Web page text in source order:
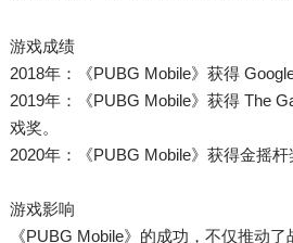
游戏成绩
2018年：《PUBG Mobile》获得
2019年：《PUBG Mobile》获得 The
戏奖。
2020年：《PUBG Mobile》获得金摇杆
游戏影响
《PUBG Mobile》的成功，不仅推动